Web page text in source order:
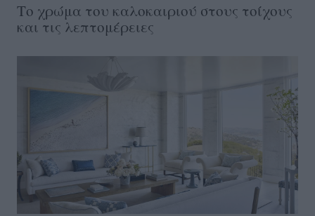
Το χρώμα του καλοκαιριού στους τοίχους
και τις λεπτομέρειες